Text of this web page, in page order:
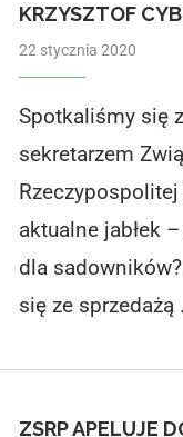
KRZYSZTOF
22 stycznia 2020
Spotkaliśmy się
sekretarzem
aktualne jabłek
dla
się ze sprzedażą
ZSRP APELUJE